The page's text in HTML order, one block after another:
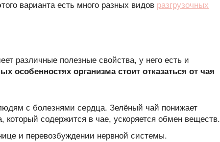
варианта есть много разных видов разгрузочных
различные полезные свойства, у него есть и
особенностях организма стоит отказаться от чая
с болезнями сердца. Зелёный чай понижает
который содержится в чае, ускоряется обмен веществ.
и перевозбуждении нервной системы.